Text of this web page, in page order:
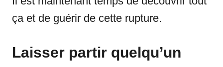
ça et de guérir de cette rupture.
Laisser partir quelqu’un